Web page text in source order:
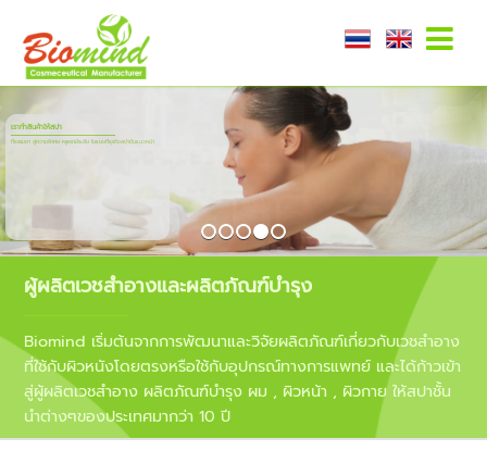
เรามุ่งวิจัยและพัฒนา
อย่างต่อเนื่องเพื่อสร้างความแตกต่างด้วยนวัตกรรม
ผู้ผลิตเวชสำอางและผลิตภัณฑ์บำรุง
Biomind เริ่มต้นจากการพัฒนาและวิจัยผลิตภัณฑ์เกี่ยวกับเวชสำอาง
ที่ใช้กับผิวหนังโดยตรงหรือใช้กับอุปกรณ์ทางการแพทย์ และได้ก้าวเข้า
สู่ผู้ผลิตเวชสำอาง ผลิตภัณฑ์บำรุง ผม , ผิวหน้า , ผิวกาย ให้สปาชั้น
นําต่างๆของประเทศมากว่า 10 ปี